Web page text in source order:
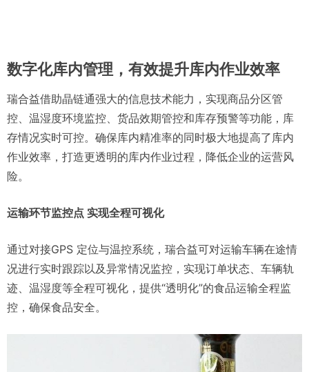
数字化库内管理，有效提升库内作业效率
瑞合益借助晶链通强大的信息技术能力，实现商品分区管
控、温湿度环境监控、货品效期管控和库存预警等功能，库
存情况实时可控。确保库内精准率的同时极大地提高了库内
作业效率，打造更透明的库内作业过程，降低企业的运营风
险。
运输环节监控点 实现全程可视化
通过对接GPS 定位与温控系统，瑞合益可对运输车辆在途情
况进行实时跟踪以及异常情况监控，实现订单状态、车辆轨
迹、温湿度等全程可视化，提供“透明化”的食品运输全程监
控，确保食品安全。